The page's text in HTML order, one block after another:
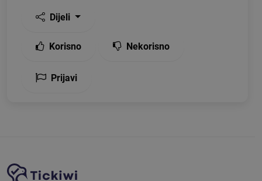
Dijeli
Korisno Nekorisno
Prijavi
Navigacija stranice
Tickiwi platforma